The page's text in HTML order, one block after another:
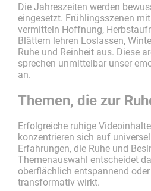
Die Jahreszeiten werden
eingesetzt. Frühlingsszenen
vermitteln Hoffnung,
Blättern lehren Loslassen,
Ruhe und Reinheit aus. Diese
sprechen unmittelbar unser
an.
Themen, die zur
Erfolgreiche ruhige
konzentrieren sich auf
Erfahrungen, die Ruhe und
Themenauswahl entscheidet
oberflächlich entspannend
transformativ wirkt.